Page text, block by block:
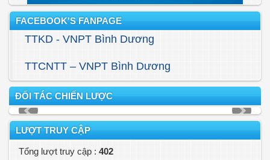
FACEBOOK'S FANPAGE
TTKD - VNPT Bình Dương
TTCNTT – VNPT Bình Dương
ĐỐI TÁC CHIẾN LƯỢC
LƯỢT TRUY CẬP
Tổng lượt truy cập : 402